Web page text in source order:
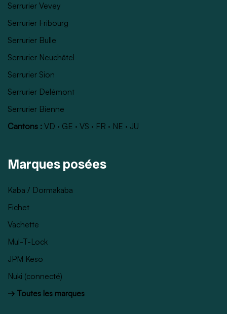
Serrurier Vevey
Serrurier Fribourg
Serrurier Bulle
Serrurier Neuchâtel
Serrurier Sion
Serrurier Delémont
Serrurier Bienne
Cantons : VD · GE · VS · FR · NE · JU
Marques posées
Kaba / Dormakaba
Fichet
Vachette
Mul-T-Lock
JPM Keso
Nuki (connecté)
→ Toutes les marques